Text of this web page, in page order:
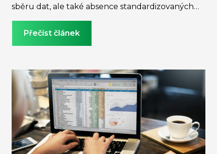
sběru dat, ale také absence standardizovaných
náročnost celého procesu mohou významně
systémů a kvalitního školení zaměstnanců.
Moderní ESG nástroje mohou celý proces
zefektivnit a snížit chybovost. Další díl seriálu 5
kroků k ESG reportu z pera konzultantky Pavlíny
Al-Madhagi, pro vás shrnuje druhou fázi přípravy
ESG reportu a sice jak se připravit na sběr dat dle
evropských standardů.
Přečíst článek